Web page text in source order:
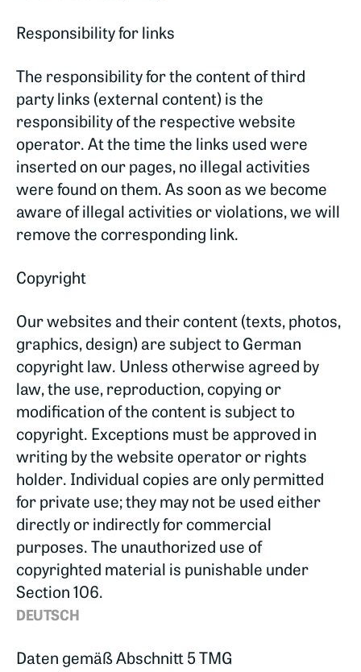
Responsibility for links
The responsibility for the content of third
party links (external content) is the
responsibility of the respective website
operator. At the time the links used were
inserted on our pages, no illegal activities
were found on them. As soon as we become
aware of illegal activities or violations, we will
remove the corresponding link.
Copyright
Our websites and their content (texts, photos,
graphics, design) are subject to German
copyright law. Unless otherwise agreed by
law, the use, reproduction, copying or
modification of the content is subject to
copyright. Exceptions must be approved in
writing by the website operator or rights
holder. Individual copies are only permitted
for private use; they may not be used either
directly or indirectly for commercial
purposes. The unauthorized use of
copyrighted material is punishable under
Section 106.
DEUTSCH
Daten gemäß Abschnitt 5 TMG